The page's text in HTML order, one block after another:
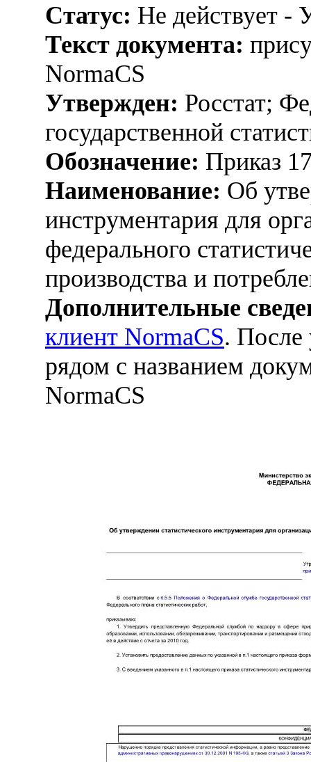
Статус: Не действует -
Текст документа:
NormaCS
Утвержден: Росстат;
государственной
Обозначение: Приказ
Наименование: Об
инструментария для
федерального
производства и
Дополнительные
клиент NormaCS. После
рядом с названием
NormaCS